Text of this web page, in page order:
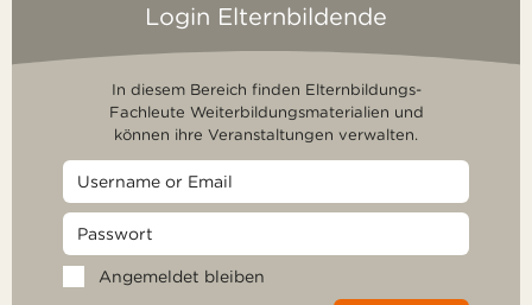
Login Elternbildende
In diesem Bereich finden Elternbildungs-
Fachleute Weiterbildungsmaterialien und
können ihre Veranstaltungen verwalten.
Angemeldet bleiben